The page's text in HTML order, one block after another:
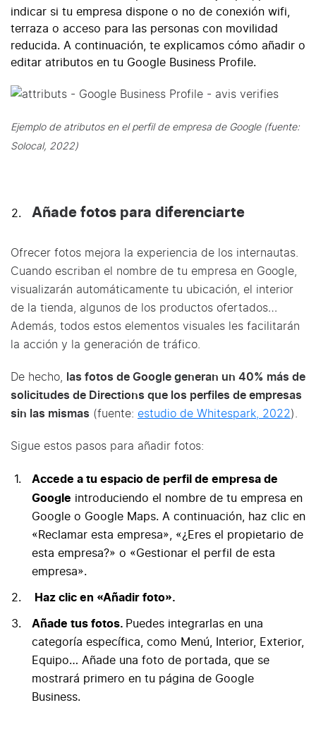
indicar si tu empresa dispone o no de conexión wifi,
terraza o acceso para las personas con movilidad
reducida. A continuación, te explicamos cómo añadir o
editar atributos en tu Google Business Profile.
Ejemplo de atributos en el perfil de empresa de Google (fuente:
Solocal, 2022)
Añade fotos para diferenciarte
Ofrecer fotos mejora la experiencia de los internautas.
Cuando escriban el nombre de tu empresa en Google,
visualizarán automáticamente tu ubicación, el interior
de la tienda, algunos de los productos ofertados…
Además, todos estos elementos visuales les facilitarán
la acción y la generación de tráfico.
De hecho,
las fotos de Google generan un 40% más de
solicitudes de Directions que los perfiles de empresas
sin las mismas (fuente: estudio de Whitespark, 2022).
Sigue estos pasos para añadir fotos:
Accede a tu espacio de perfil de empresa de
Google introduciendo el nombre de tu empresa en
Google o Google Maps. A continuación, haz clic en
«Reclamar esta empresa», «¿Eres el propietario de
esta empresa?» o «Gestionar el perfil de esta
empresa».
Haz clic en «Añadir foto».
Añade tus fotos. Puedes integrarlas en una
categoría específica, como Menú, Interior, Exterior,
Equipo… Añade una foto de portada, que se
mostrará primero en tu página de Google
Business.